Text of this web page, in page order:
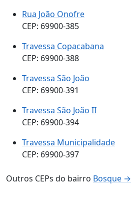
Rua João Onofre
CEP: 69900-385
Travessa Copacabana
CEP: 69900-388
Travessa São João
CEP: 69900-391
Travessa São João II
CEP: 69900-394
Travessa Municipalidade
CEP: 69900-397
Outros CEPs do bairro Bosque →